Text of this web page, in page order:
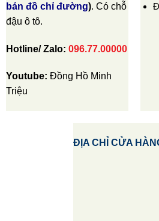
bản đồ chỉ đường). Có chỗ
đậu ô tô.
Hotline/ Zalo: 096.77.00000
Youtube: Đồng Hồ Minh
Triệu
ĐỊA CHỈ CỬA